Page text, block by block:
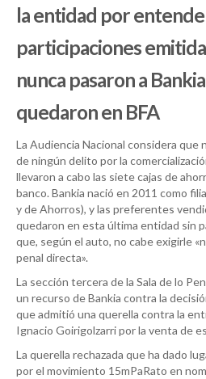
la entidad por
participaciones
nunca pasaron a
quedaron en BFA
La Audiencia Nacional considera que
de ningún delito por la
llevaron a cabo las siete cajas de
banco. Bankia nació en 2011 como
y de Ahorros), y las preferentes
quedaron en esta última entidad sin
que, según el auto, no cabe exigirle
penal directa».
La sección tercera de la Sala de lo
un recurso de Bankia contra la
que admitió una querella contra la
Ignacio Goirigolzarri por la venta de
La querella rechazada que ha dado
por el movimiento 15mPaRato en